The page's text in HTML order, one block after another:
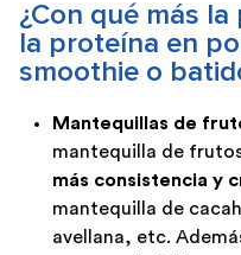
¿Con qué más
la proteína en
smoothie o
Mantequillas de
mantequilla de
más consistencia y
mantequilla de
avellana, etc.